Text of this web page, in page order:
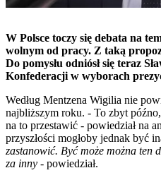
W Polsce toczy się debata na
wolnym od pracy. Z taką
Do pomysłu odniósł się teraz
Konfederacji w wyborach
Według Mentzena Wigilia nie
najbliższym roku. - To zbyt
na to przestawić - powiedział na
przyszłości mogłoby jednak być
zastanowić. Być może można ten
za inny - powiedział.